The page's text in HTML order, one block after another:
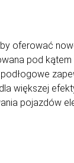
oferować
pod
większej
pojazdów